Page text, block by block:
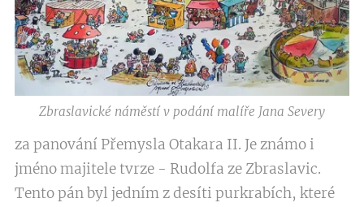
Zbraslavické náměstí v podání malíře Jana Severy
za panování Přemysla Otakara II. Je známo i
jméno majitele tvrze - Rudolfa ze Zbraslavic.
Tento pán byl jedním z desíti purkrabích, které